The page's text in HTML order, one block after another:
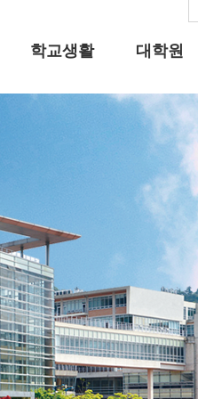
학교생활 대학원